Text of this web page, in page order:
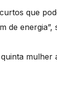
que
de energia”,
mulher